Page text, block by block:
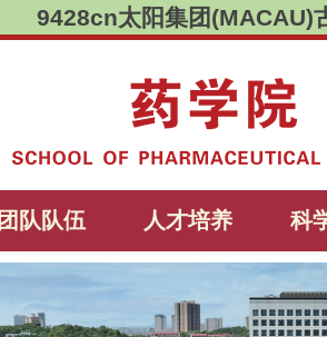
9428cn太阳集团(MACAU)
团队队伍 人才培养 科